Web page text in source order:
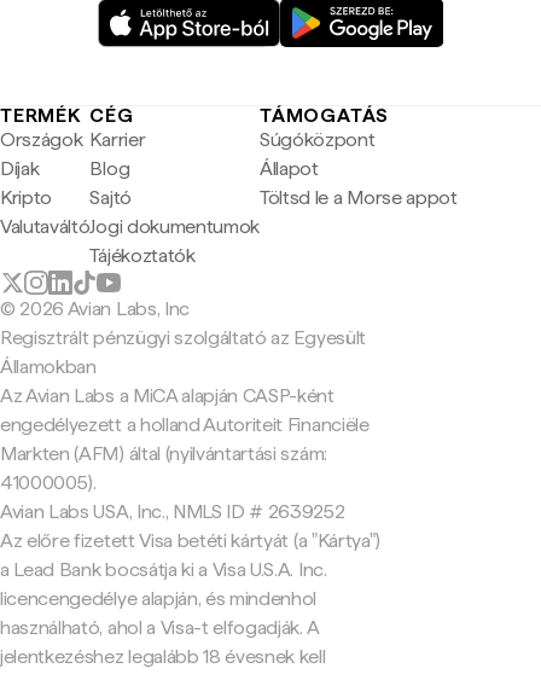
TERMÉK
Országok
Díjak
Kripto
Valutaváltó
CÉG
Karrier
Blog
Sajtó
Jogi dokumentumok
Tájékoztatók
TÁMOGATÁS
Súgóközpont
Állapot
Töltsd le a Morse appot
© 2026 Avian Labs, Inc
Regisztrált pénzügyi szolgáltató az Egyesült
Államokban
Az Avian Labs a MiCA alapján CASP-ként
engedélyezett a holland Autoriteit Financiële
Markten (AFM) által (nyilvántartási szám:
41000005).
Avian Labs USA, Inc., NMLS ID # 2639252
Az előre fizetett Visa betéti kártyát (a "Kártya")
a Lead Bank bocsátja ki a Visa U.S.A. Inc.
licencengedélye alapján, és mindenhol
használható, ahol a Visa-t elfogadják. A
jelentkezéshez legalább 18 évesnek kell